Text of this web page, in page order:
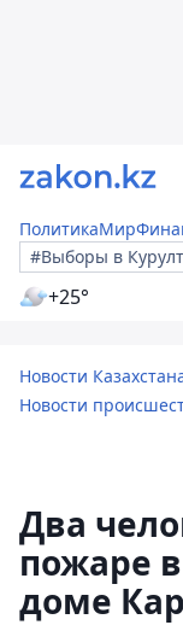
ПолитикаМир
#Выборы в
+25°
Новости
Новости
Два
пожаре
доме